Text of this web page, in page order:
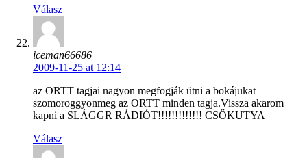
Válasz
iceman66686
2009-11-25 at 12:14
az ORTT tagjai nagyon megfogják ütni a bokájukat
szomoroggyonmeg az ORTT minden tagja.Vissza akarom
kapni a SLÁGGR RÁDIÓT!!!!!!!!!!!!! CSŐKUTYA
Válasz